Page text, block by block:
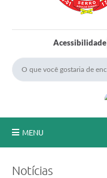
Acessibilidade
MENU
Notícias